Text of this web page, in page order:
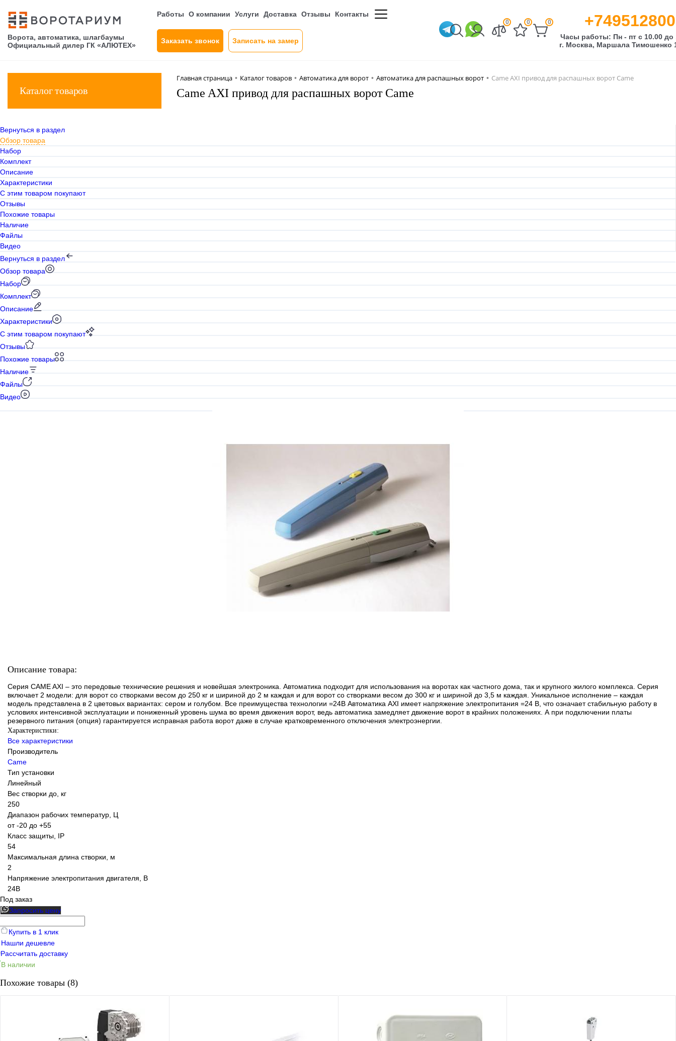
Ворота, автоматика, шлагбаумы
Официальный дилер ГК «АЛЮТЕХ»
Работы О компании Услуги Доставка Отзывы Контакты
Заказать звонок Записать на замер
0 0 0
Часы работы: Пн - пт с 10.00 до
г. Москва, Маршала Тимошенко
Каталог товаров
Главная страница • Каталог товаров • Автоматика для ворот • Автоматика для распашных ворот • Came AXI привод для распашных ворот Came
Came AXI привод для распашных ворот Came
Вернуться в раздел
Обзор товара
Набор
Комплект
Описание
Характеристики
С этим товаром покупают
Отзывы
Похожие товары
Наличие
Файлы
Видео
Вернуться в раздел
Обзор товара
Набор
Комплект
Описание
Характеристики
С этим товаром покупают
Отзывы
Похожие товары
Наличие
Файлы
Видео
Описание товара:
Серия CAME AXI – это передовые технические решения и новейшая электроника. Автоматика подходит для использования на воротах как частного дома, так и крупного жилого комплекса. Серия
включает 2 модели: для ворот со створками весом до 250 кг и шириной до 2 м каждая и для ворот со створками весом до 300 кг и шириной до 3,5 м каждая. Уникальное исполнение – каждая
модель представлена в 2 цветовых вариантах: сером и голубом. Все преимущества технологии =24В Автоматика AXI имеет напряжение электропитания =24 В, что означает стабильную работу в
условиях интенсивной эксплуатации и пониженный уровень шума во время движения ворот, ведь автоматика замедляет движение ворот в крайних положениях. А при подключении платы
резервного питания (опция) гарантируется исправная работа ворот даже в случае кратковременного отключения электроэнергии.
Характеристики:
Все характеристики
Производитель
Came
Тип установки
Линейный
Вес створки до, кг
250
Диапазон рабочих температур, Ц
от -20 до +55
Класс защиты, IP
54
Максимальная длина створки, м
2
Напряжение электропитания двигателя, В
24В
Под заказ
Запросить цену
Купить в 1 клик
Нашли дешевле
Рассчитать доставку
В наличии
Похожие товары (8)